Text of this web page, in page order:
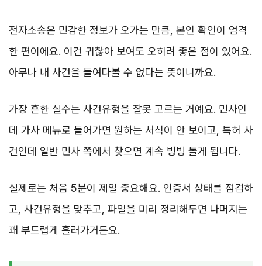
전자소송은 민감한 정보가 오가는 만큼, 본인 확인이 엄격
한 편이에요. 이건 귀찮아 보여도 오히려 좋은 점이 있어요.
아무나 내 사건을 들여다볼 수 없다는 뜻이니까요.
가장 흔한 실수는 사건유형을 잘못 고르는 거예요. 민사인
데 가사 메뉴로 들어가면 원하는 서식이 안 보이고, 특허 사
건인데 일반 민사 쪽에서 찾으면 계속 빙빙 돌게 됩니다.
실제로는 처음 5분이 제일 중요해요. 인증서 상태를 점검하
고, 사건유형을 맞추고, 파일을 미리 정리해두면 나머지는
꽤 부드럽게 흘러가거든요.